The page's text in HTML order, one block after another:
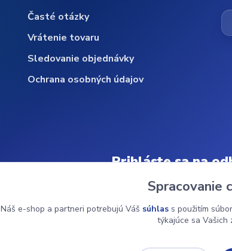
Časté otázky
Vrátenie tovaru
Sledovanie objednávky
Ochrana osobných údajov
Prihláste sa na
© 2024 ZdravMed.sk |
Spracovanie
Náš e-shop a partneri potrebujú Váš súhlas s použitím
týkajúce sa Vašich